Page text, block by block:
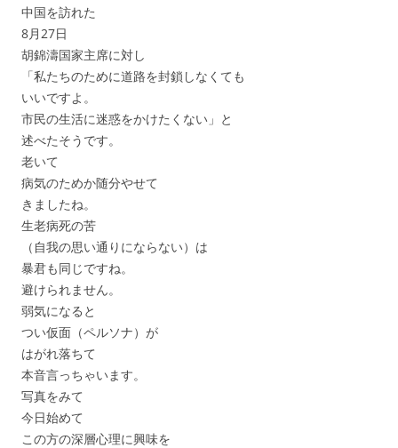
中国を訪れた
8月27日
胡錦濤国家主席に対し
「私たちのために道路を封鎖しなくても
いいですよ。
市民の生活に迷惑をかけたくない」と
述べたそうです。
老いて
病気のためか随分やせて
きましたね。
生老病死の苦
（自我の思い通りにならない）は
暴君も同じですね。
避けられません。
弱気になると
つい仮面（ペルソナ）が
はがれ落ちて
本音言っちゃいます。
写真をみて
今日始めて
この方の深層心理に興味を